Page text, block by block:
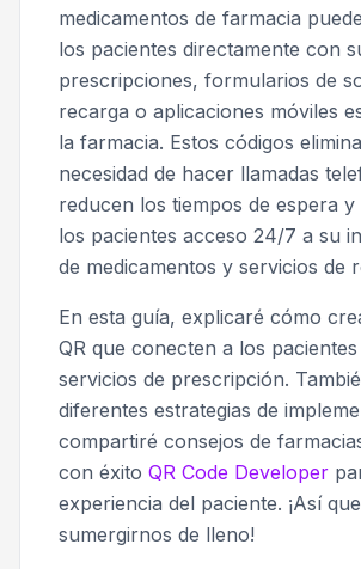
medicamentos de farmacia
los pacientes directamente con
prescripciones, formularios de
recarga o aplicaciones móviles
la farmacia. Estos códigos
necesidad de hacer llamadas
reducen los tiempos de espera y
los pacientes acceso 24/7 a su
de medicamentos y servicios de
En esta guía, explicaré cómo
QR que conecten a los
servicios de prescripción.
diferentes estrategias de
compartiré consejos de
con éxito QR Code Developer
experiencia del paciente. ¡Así
sumergirnos de lleno!